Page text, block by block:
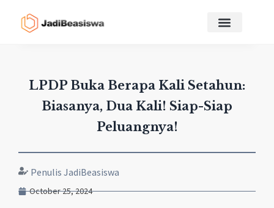
Penulis JadiBeasiswa
October 25, 2024
LPDP Buka Berapa Kali Setahun:
Biasanya, Dua Kali! Siap-Siap
Peluangnya!